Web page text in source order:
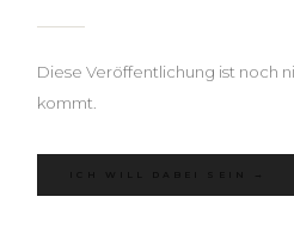
Diese Veröffentlichung ist noch
kommt.